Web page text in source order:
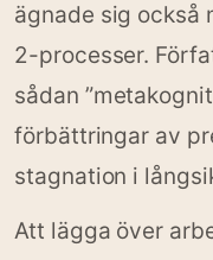
ägnade sig också
2-processer.
sådan
förbättringar av
stagnation i
Att lägga över